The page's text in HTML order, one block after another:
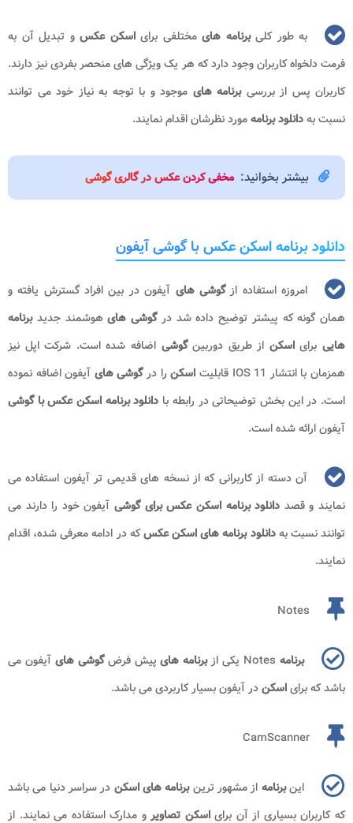
به طور کلیبرنامه های مختلفی برایاسکن عکس و تبدیل آن به
فرمت دلخواه کاربران وجود دارد که هر یک ویژگی های منحصر بفردی نیز دارند.
کاربران پس از بررسیبرنامه های موجود و با توجه به نیاز خود می توانند
نسبت بهدانلود برنامهمورد نظرشان اقدام نمایند.
بیشتر بخوانید: مخفی کردن عکس در گالری گوشی
دانلود برنامه اسکن عکس با گوشی آیفون
امروزه استفاده ازگوشی های آیفون در بین افراد گسترش یافته و
همان گونه که پیشتر توضیح داده شد درگوشی هایهوشمند جدیدبرنامه
هایی برایاسکن از طریق دوربینگوشیاضافه شده است. شرکت اپل نیز
همزمان با انتشار IOS 11 قابلیت
اسکن را درگوشی های آیفون اضافه نموده
است. در این بخش توضیحاتی در رابطه با دانلود برنامه اسکن عکس با گوشی
آیفون ارائه شده است.
آن دسته از کاربرانی که از نسخه های قدیمی تر آیفون استفاده می
نمایند و قصد دانلود برنامه اسکن عکس برای گوشیآیفون خود را دارند می
توانند نسبت بهدانلود برنامه های اسکن عکسکه در ادامه معرفی شده، اقدام
نمایند.
Notes
برنامه Notes یکی از برنامه هایپیش فرضگوشی هایآیفون می
باشد که برایاسکندر آیفون بسیار کاربردی می باشد.
CamScanner
اینبرنامه از مشهور ترینبرنامه های اسکن در سراسر دنیا می باشد
که کاربران بسیاری از آن برایاسکن تصاویرو مدارک استفاده می نمایند. از